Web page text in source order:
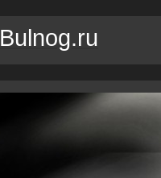
Bulnog.ru